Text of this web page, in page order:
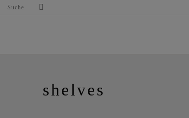
Suche
shelves